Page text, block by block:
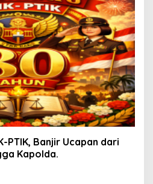
PTIK, Banjir Ucapan dari
Kapolda.